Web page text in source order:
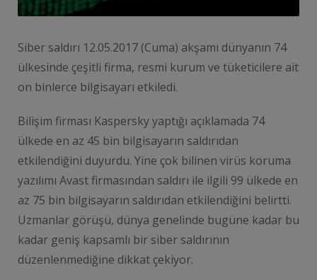
Siber saldırı 12.05.2017 (Cuma) akşamı dünyanın 74
ülkesinde çeşitli firma, resmi kurum ve tüketicilere ait
on binlerce bilgisayarı etkiledi.
Bilişim firması Kaspersky yaptığı açıklamada 74
ülkede en az 45 bin bilgisayarın saldırıdan
etkilendiğini duyurdu. Yine çok bilinen virüs koruma
yazılımı Avast firmasından saldırı ile ilgili 99 ülkede en
az 75 bin bilgisayarın saldırıdan etkilendiğini belirtti.
Uzmanlar görüşü, dünya genelinde bugüne kadar bu
kadar geniş kapsamlı bir siber saldırının
düzenlenmediğine dikkat çekiyor.